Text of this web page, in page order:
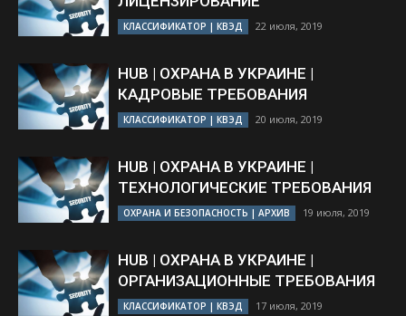
КЛАССИФИКАТОР | КВЭД 22 июля, 2019
HUB | ОХРАНА В УКРАИНЕ |
КАДРОВЫЕ ТРЕБОВАНИЯ
КЛАССИФИКАТОР | КВЭД 20 июля, 2019
HUB | ОХРАНА В УКРАИНЕ |
ТЕХНОЛОГИЧЕСКИЕ ТРЕБОВАНИЯ
ОХРАНА И БЕЗОПАСНОСТЬ | АРХИВ 19 июля, 2019
HUB | ОХРАНА В УКРАИНЕ |
ОРГАНИЗАЦИОННЫЕ ТРЕБОВАНИЯ
КЛАССИФИКАТОР | КВЭД 17 июля, 2019